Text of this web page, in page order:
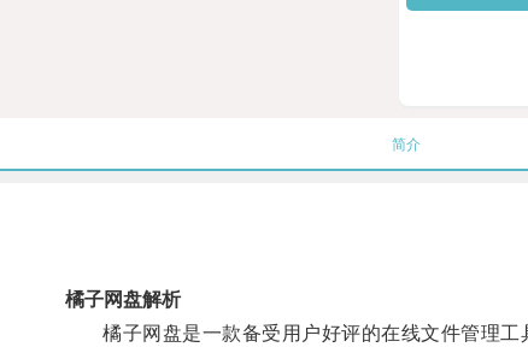
简介
橘子网盘解析
橘子网盘是一款备受用户好评的在线文件管理工